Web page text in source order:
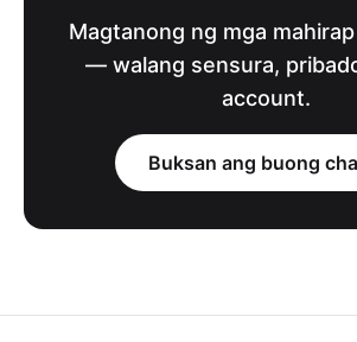
Magtanong ng mga
— walang sensura,
account.
Buksan ang buong